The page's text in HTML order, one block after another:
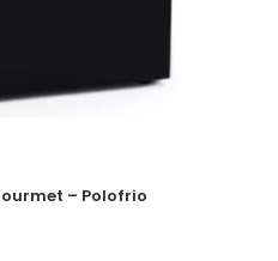
– Polofrio